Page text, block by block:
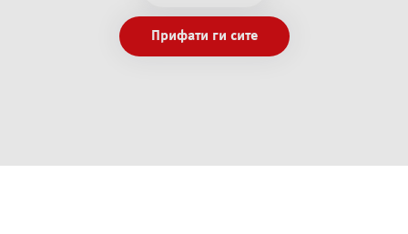
Политика за приватност
Прифати ги сите